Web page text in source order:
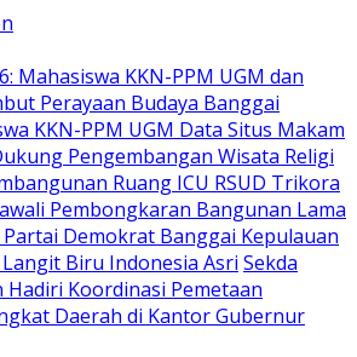
Mahasiswa KKN-PPM UGM dan
Perayaan Budaya Banggai
KKN-PPM UGM Data Situs Makam
Pengembangan Wisata Religi
Ruang ICU RSUD Trikora
Pembongkaran Bangunan Lama
Demokrat Banggai Kepulauan
Biru Indonesia Asri Sekda
Koordinasi Pemetaan
Daerah di Kantor Gubernur